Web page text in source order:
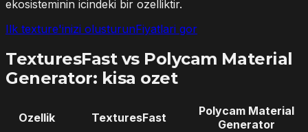
ekosisteminin icindeki bir ozelliktir.
Ilk texture'inizi olusturunFiyatlari gor
TexturesFast vs Polycam Material
Generator: kisa ozet
Ozellik TexturesFast
Polycam Material
Generator